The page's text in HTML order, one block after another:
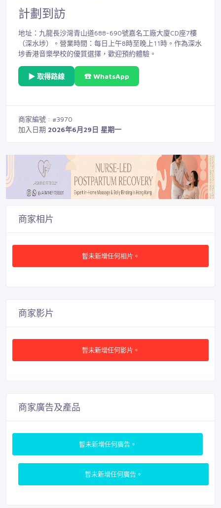
計劃到訪
地址：九龍長沙灣青山道688-690號嘉名工廠大廈CD座7樓
（深水埗）。營業時間：每日上午8時至晚上11時。作為深水
埗香港音樂學校的優質選擇，歡迎預約體驗。
▶ 取得路線 ☎ WhatsApp
商家編號 : #3970
加入日期 2026年6月29日 星期一
商家相片
暫未新增任何相片。
商家影片
暫未新增任何影片。
商家廣告及產品
暫未新增任何廣告。
暫未新增任何廣告。